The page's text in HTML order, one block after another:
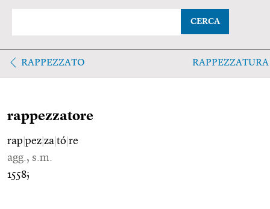
CERCA
RAPPEZZATO RAPPEZZATURA
rappezzatore
rap pez za tó re
agg., s.m.
1558;